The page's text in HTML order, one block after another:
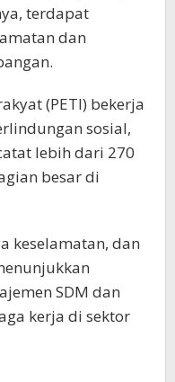
terdapat
dan
(PETI) bekerja
sosial,
lebih dari 270
besar di
keselamatan, dan
SDM dan
kerja di sektor